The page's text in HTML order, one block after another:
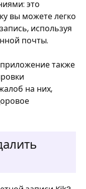
это
вы можете легко
используя
почты.
также
на них,